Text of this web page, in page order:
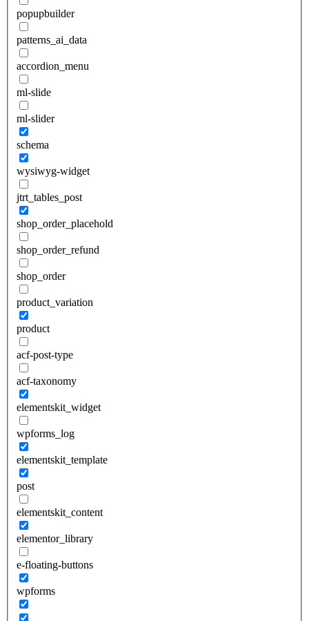
popupbuilder
patterns_ai_data
accordion_menu
ml-slide
ml-slider
schema
wysiwyg-widget
jtrt_tables_post
shop_order_placehold
shop_order_refund
shop_order
product_variation
product
acf-post-type
acf-taxonomy
elementskit_widget
wpforms_log
elementskit_template
post
elementskit_content
elementor_library
e-floating-buttons
wpforms